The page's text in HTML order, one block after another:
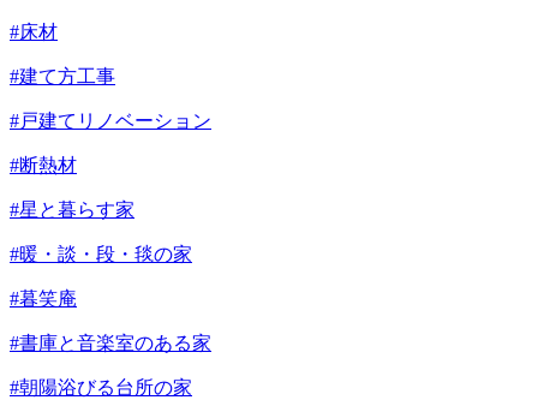
#床材
#建て方工事
#戸建てリノベーション
#断熱材
#星と暮らす家
#暖・談・段・毯の家
#暮笑庵
#書庫と音楽室のある家
#朝陽浴びる台所の家